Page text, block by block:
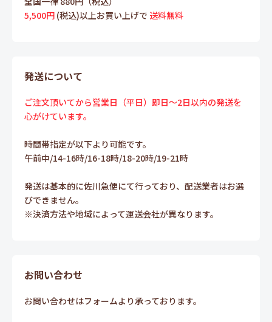
5,500円 (税込)以上お買い上げで 送料無料
発送について
ご注文頂いてから営業日（平日）即日～2日以内の発送を
心がけています。
時間帯指定が以下より可能です。
午前中/14-16時/16-18時/18-20時/19-21時
発送は基本的に佐川急便にて行っており、配送業者はお選
びできません。
※決済方法や地域によって運送会社が異なります。
お問い合わせ
お問い合わせはフォームより承っております。